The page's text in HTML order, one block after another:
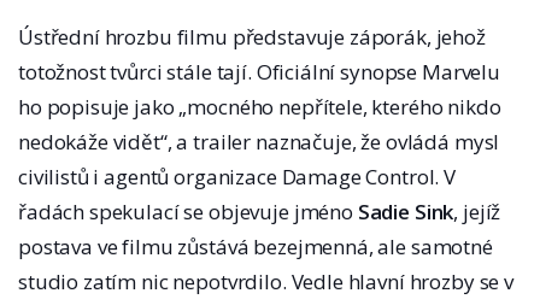
Ústřední hrozbu filmu představuje záporák, jehož
totožnost tvůrci stále tají. Oficiální synopse Marvelu
ho popisuje jako „mocného nepřítele, kterého nikdo
nedokáže vidět“, a trailer naznačuje, že ovládá mysl
civilistů i agentů organizace Damage Control. V
řadách spekulací se objevuje jméno Sadie Sink, jejíž
postava ve filmu zůstává bezejmenná, ale samotné
studio zatím nic nepotvrdilo. Vedle hlavní hrozby se v